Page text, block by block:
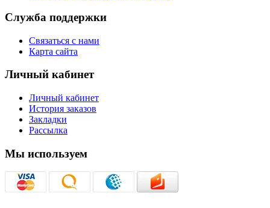
Служба поддержки
Связаться с нами
Карта сайта
Личный кабинет
Личный кабинет
История заказов
Закладки
Рассылка
Мы используем